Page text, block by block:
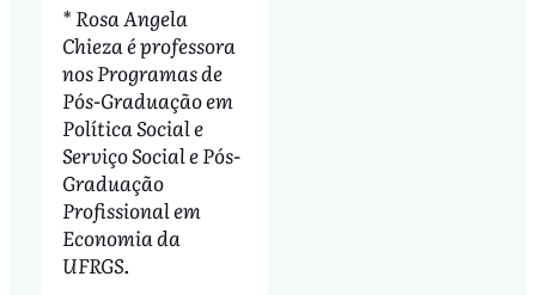
* Rosa Angela
Chieza é professora
nos Programas de
Pós-Graduação em
Política Social e
Serviço Social e Pós-
Graduação
Profissional em
Economia da
UFRGS.